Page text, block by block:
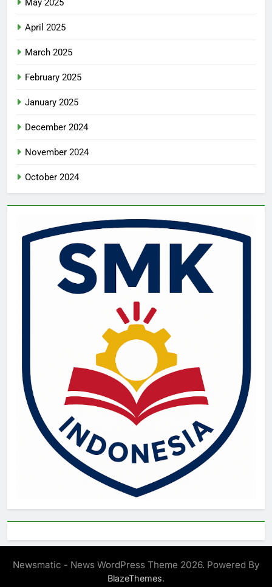
May 2025
April 2025
March 2025
February 2025
January 2025
December 2024
November 2024
October 2024
Newsmatic - News WordPress Theme 2026. Powered By
BlazeThemes.